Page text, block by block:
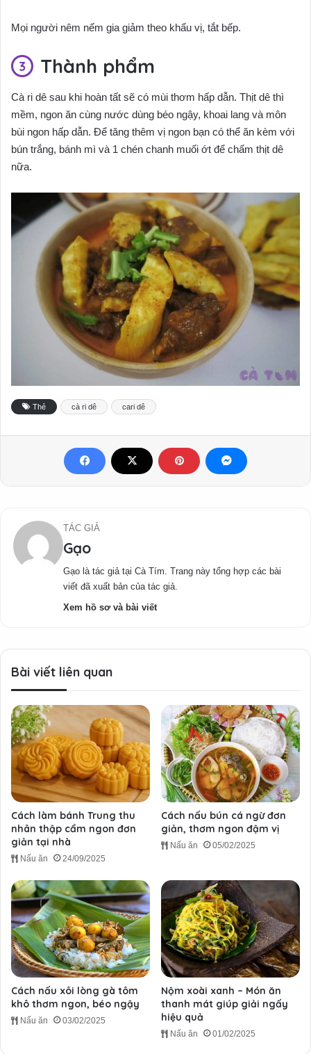
Mọi người nêm nếm gia giảm theo khẩu vị, tắt bếp.
Thành phẩm
Cà ri dê sau khi hoàn tất sẽ có mùi thơm hấp dẫn. Thịt dê thì
mềm, ngon ăn cùng nước dùng béo ngậy, khoai lang và môn
bùi ngon hấp dẫn. Để tăng thêm vị ngon bạn có thể ăn kèm với
bún trắng, bánh mì và 1 chén chanh muối ớt để chấm thịt dê
nữa.
Thẻ cà ri dê cari dê
TÁC GIẢ
Gạo
Gạo là tác giả tại Cà Tím. Trang này tổng hợp các bài
viết đã xuất bản của tác giả.
Xem hồ sơ và bài viết
Bài viết liên quan
Cách làm bánh Trung thu
nhân thập cẩm ngon đơn
giản tại nhà
Nấu ăn 24/09/2025
Cách nấu bún cá ngừ đơn
giản, thơm ngon đậm vị
Nấu ăn 05/02/2025
Cách nấu xôi lòng gà tôm
khô thơm ngon, béo ngậy
Nấu ăn 03/02/2025
Nộm xoài xanh – Món ăn
thanh mát giúp giải ngấy
hiệu quả
Nấu ăn 01/02/2025